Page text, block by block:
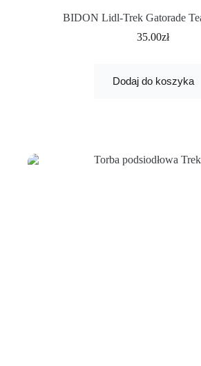
BIDON Lidl-Trek Gatorade
35.00zł
Dodaj do koszyka